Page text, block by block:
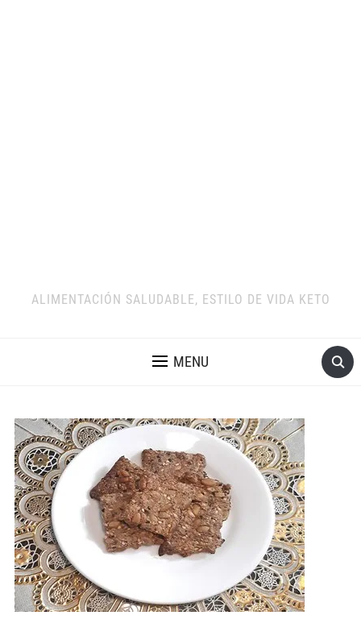
ALIMENTACIÓN SALUDABLE, ESTILO DE VIDA KETO
MENU